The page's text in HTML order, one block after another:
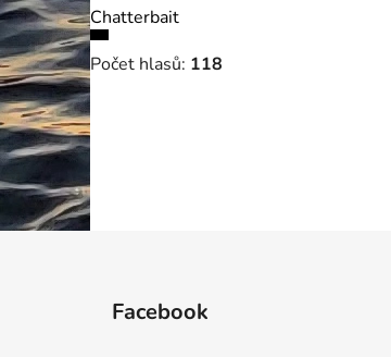
Chatterbait
Počet hlasů: 118
Facebook